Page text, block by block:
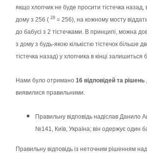
якщо хлопчик не буде просити тістечка назад,
дому з 256 ( 28 = 256), на кожному мосту
до бабусі з 2 тістечками. В принципі, можна
з дому з будь-якою кількістю тістечок більше
тістечка назад) у хлопчика в кінці залишиться
Нами було отримано 16 відповідей та рішень
виявилися правильними.
Правильну відповідь надіслав Данило
№141, Київ, Україна; він одержує один
Правильну відповідь із неточним рішенням